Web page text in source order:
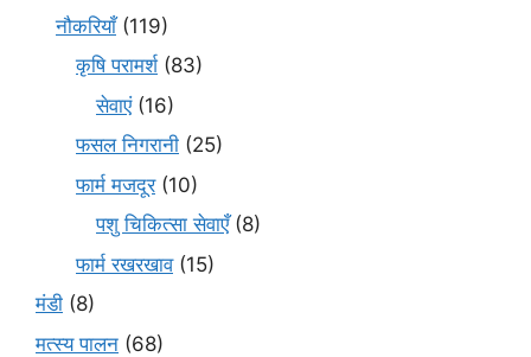
नौकरियाँ(119)
कृषि परामर्श(83)
सेवाएं(16)
फसल निगरानी (25)
फार्म मजदूर(10)
पशु चिकित्सा सेवाएँ(8)
फार्म रखरखाव(15)
मंडी (8)
मत्स्य पालन (68)